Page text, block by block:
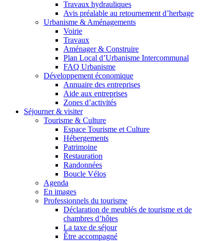
Travaux hydrauliques
Avis préalable au retournement d’herbage
Urbanisme & Aménagements
Voirie
Travaux
Aménager & Construire
Plan Local d’Urbanisme Intercommunal
FAQ Urbanisme
Développement économique
Annuaire des entreprises
Aide aux entreprises
Zones d’activités
Séjourner & visiter
Tourisme & Culture
Espace Tourisme et Culture
Hébergements
Patrimoine
Restauration
Randonnées
Boucle Vélos
Agenda
En images
Professionnels du tourisme
Déclaration de meublés de tourisme et de
chambres d’hôtes
La taxe de séjour
Être accompagné